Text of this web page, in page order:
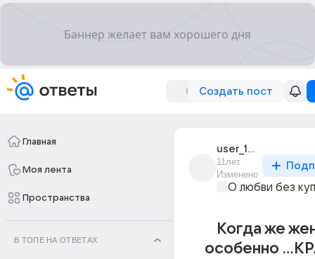
Создать пост
Главная
Моя лента
Пространства
В ТОПЕ НА ОТВЕТАХ
user_191837270
11лет
Изменено
О любви без
Когда же
особенно